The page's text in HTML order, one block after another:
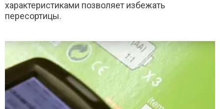
характеристиками позволяет избежать
пересортицы.